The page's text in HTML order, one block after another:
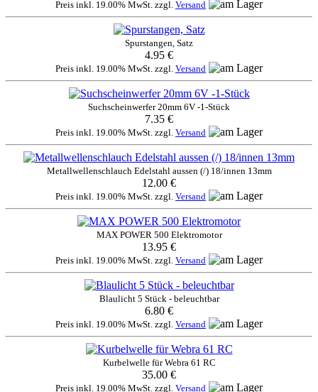
Preis inkl. 19.00% MwSt. zzgl. Versand
Spurstangen, Satz
4.95 €
Preis inkl. 19.00% MwSt. zzgl. Versand
Suchscheinwerfer 20mm 6V -1-Stück
7.35 €
Preis inkl. 19.00% MwSt. zzgl. Versand
Metallwellenschlauch Edelstahl aussen (/) 18/innen 13mm
12.00 €
Preis inkl. 19.00% MwSt. zzgl. Versand
MAX POWER 500 Elektromotor
13.95 €
Preis inkl. 19.00% MwSt. zzgl. Versand
Blaulicht 5 Stück - beleuchtbar
6.80 €
Preis inkl. 19.00% MwSt. zzgl. Versand
Kurbelwelle für Webra 61 RC
35.00 €
Preis inkl. 19.00% MwSt. zzgl. Versand